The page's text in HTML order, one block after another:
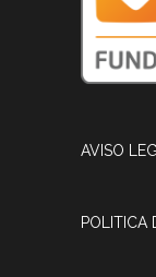
AVISO
POLITICA